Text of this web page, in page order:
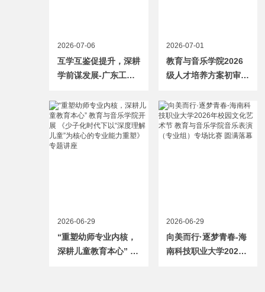
2026-07-06
互学互鉴促提升，深耕
学前谋发展-广东工商
播学院莅临教育与音乐
学院调研交流
2026-07-01
教育与音乐学院2026
级人才培养方案初审会
2026-06-29
“重塑幼师专业内核，
深耕儿童教育本心” 教
2026-06-29
向美而行·逐梦青春-海
南科技职业大学2026